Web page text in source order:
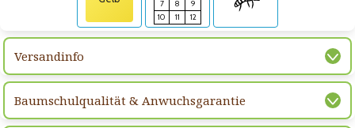
7
8
9
10
11 12
Versandinfo
Baumschulqualität & Anwuchsgarantie